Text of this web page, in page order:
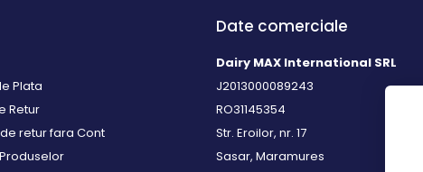
Plata
Retur
retur fara Cont
Date comerciale
Dairy MAX International SRL
J2013000089243
RO31145354
Str. Eroilor, nr. 17
Sasar, Maramures